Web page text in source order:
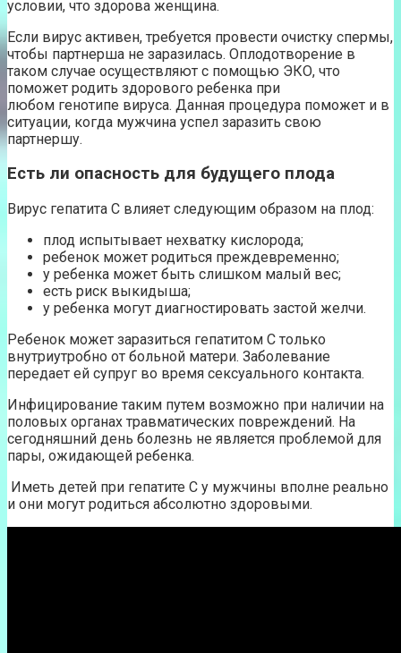
условии, что здорова женщина.
Если вирус активен, требуется провести очистку спермы,
чтобы партнерша не заразилась. Оплодотворение в
таком случае осуществляют с помощью ЭКО, что
поможет родить здорового ребенка при
любом генотипе вируса. Данная процедура поможет и в
ситуации, когда мужчина успел заразить свою
партнершу.
Есть ли опасность для будущего плода
Вирус гепатита С влияет следующим образом на плод:
плод испытывает нехватку кислорода;
ребенок может родиться преждевременно;
у ребенка может быть слишком малый вес;
есть риск выкидыша;
у ребенка могут диагностировать застой желчи.
Ребенок может заразиться гепатитом С только
внутриутробно от больной матери. Заболевание
передает ей супруг во время сексуального контакта.
Инфицирование таким путем возможно при наличии на
половых органах травматических повреждений. На
сегодняшний день болезнь не является проблемой для
пары, ожидающей ребенка.
Иметь детей при гепатите С у мужчины вполне реально
и они могут родиться абсолютно здоровыми.